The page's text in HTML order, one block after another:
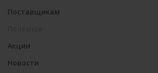
Поставщикам
Акции
Новости